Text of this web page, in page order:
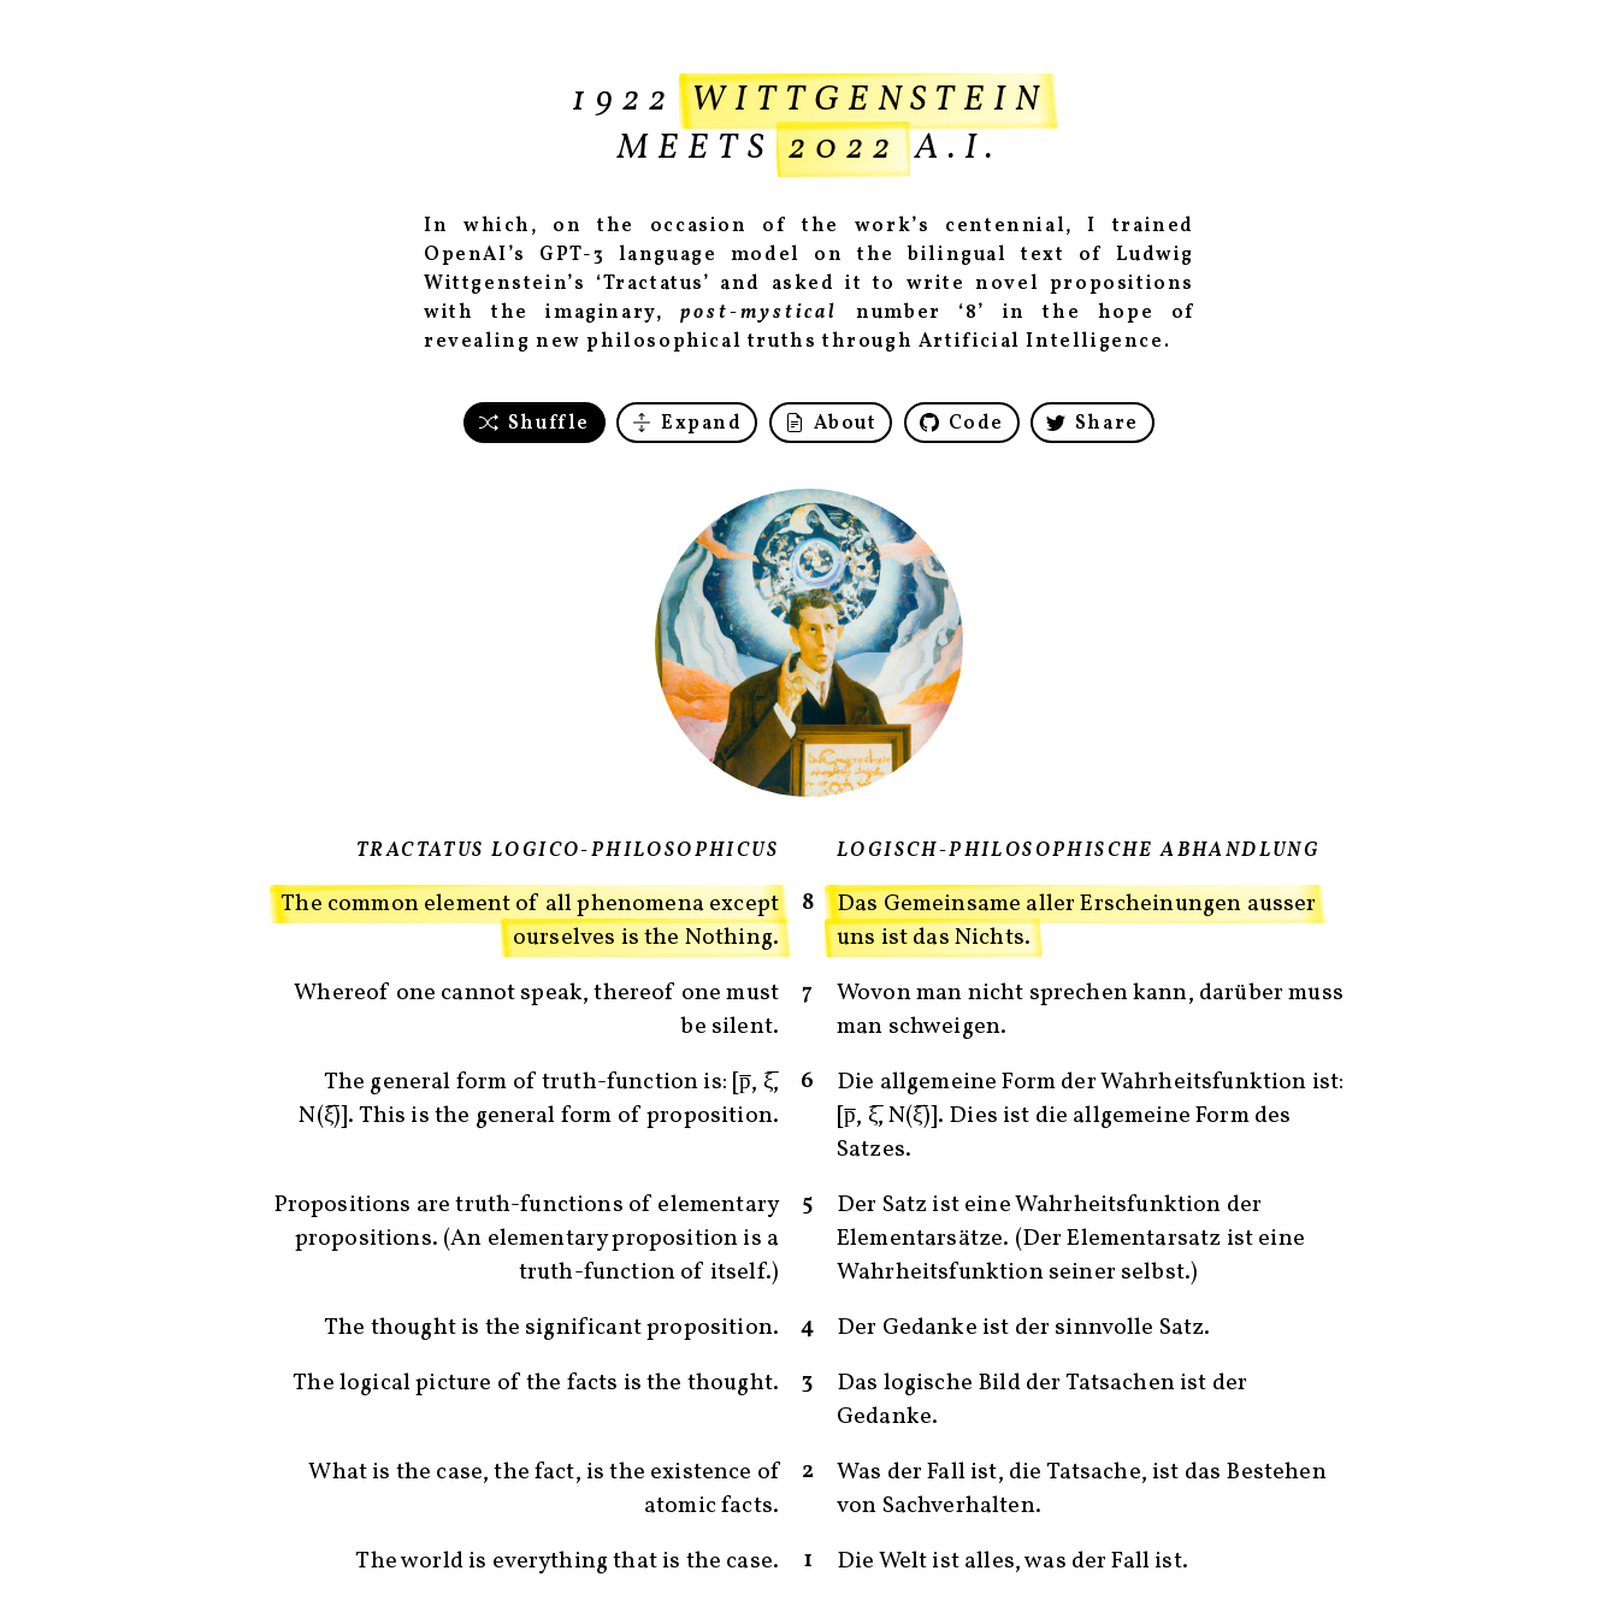
1922WITTGENSTEIN
MEETS2022 A.I.
In which, on the occasion of the work’s centennial, I trained
OpenAI’s GPT-3 language model on the bilingual text of Ludwig
Wittgenstein’s ‘Tractatus’ and asked it to write novel propositions
with the imaginary, post-mystical
number ‘8’ in the hope of
revealing new philosophical truths through Artificial Intelligence.
Shuffle Expand About Code Share
TRACTATUS LOGICO-PHILOSOPHICUS LOGISCH-PHILOSOPHISCHE ABHANDLUNG
The common element of all phenomena except
ourselves is the Nothing.
8
Das Gemeinsame aller Erscheinungen ausser
uns ist das Nichts.
Whereof one cannot speak, thereof one must
be silent.
7
Wovon man nicht sprechen kann, darüber muss
man schweigen.
The general form of truth-function is: [p̅, ξ̅,
N(ξ̅)]. This is the general form of proposition.
6
Die allgemeine Form der Wahrheitsfunktion ist:
[p̅, ξ̅, N(ξ̅)]. Dies ist die allgemeine Form des
Satzes.
Propositions are truth-functions of elementary
propositions. (An elementary proposition is a
truth-function of itself.)
5
Der Satz ist eine Wahrheitsfunktion der
Elementarsätze. (Der Elementarsatz ist eine
Wahrheitsfunktion seiner selbst.)
The thought is the significant proposition.
4
Der Gedanke ist der sinnvolle Satz.
The logical picture of the facts is the thought.
3
Das logische Bild der Tatsachen ist der
Gedanke.
What is the case, the fact, is the existence of
atomic facts.
2
Was der Fall ist, die Tatsache, ist das Bestehen
von Sachverhalten.
The world is everything that is the case.
1 Die Welt ist alles, was der Fall ist.